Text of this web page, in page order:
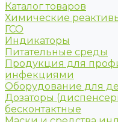
Каталог товаров
Химические
ГСО
Индикаторы
Питательные среды
Продукция для
инфекциями
Оборудование для
Дозаторы
бесконтактные